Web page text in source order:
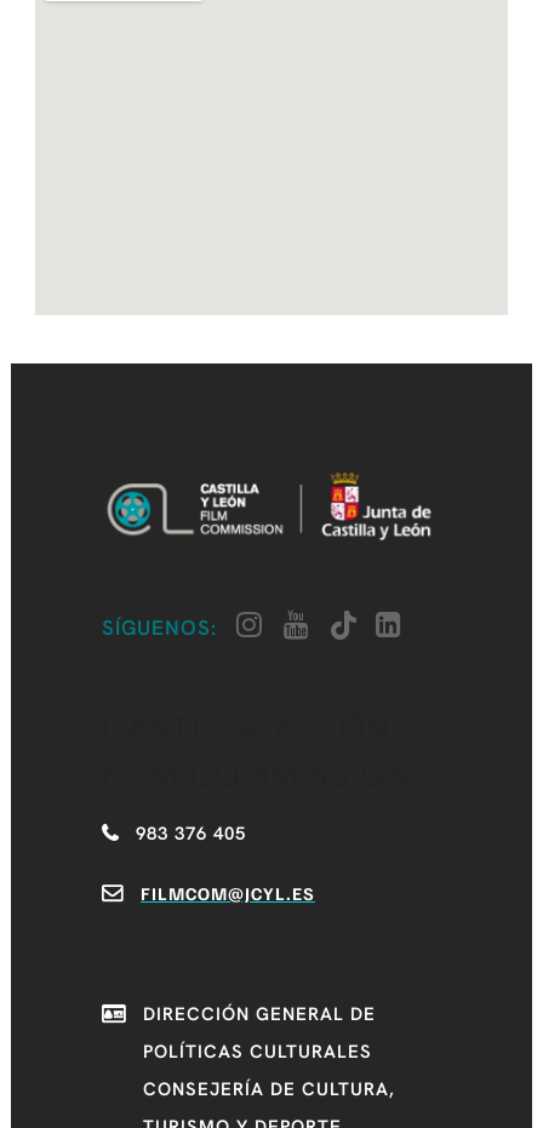
SÍGUENOS:
983 376 405
FILMCOM@JCYL.ES
DIRECCIÓN GENERAL DE
POLÍTICAS CULTURALES
CONSEJERÍA DE CULTURA,